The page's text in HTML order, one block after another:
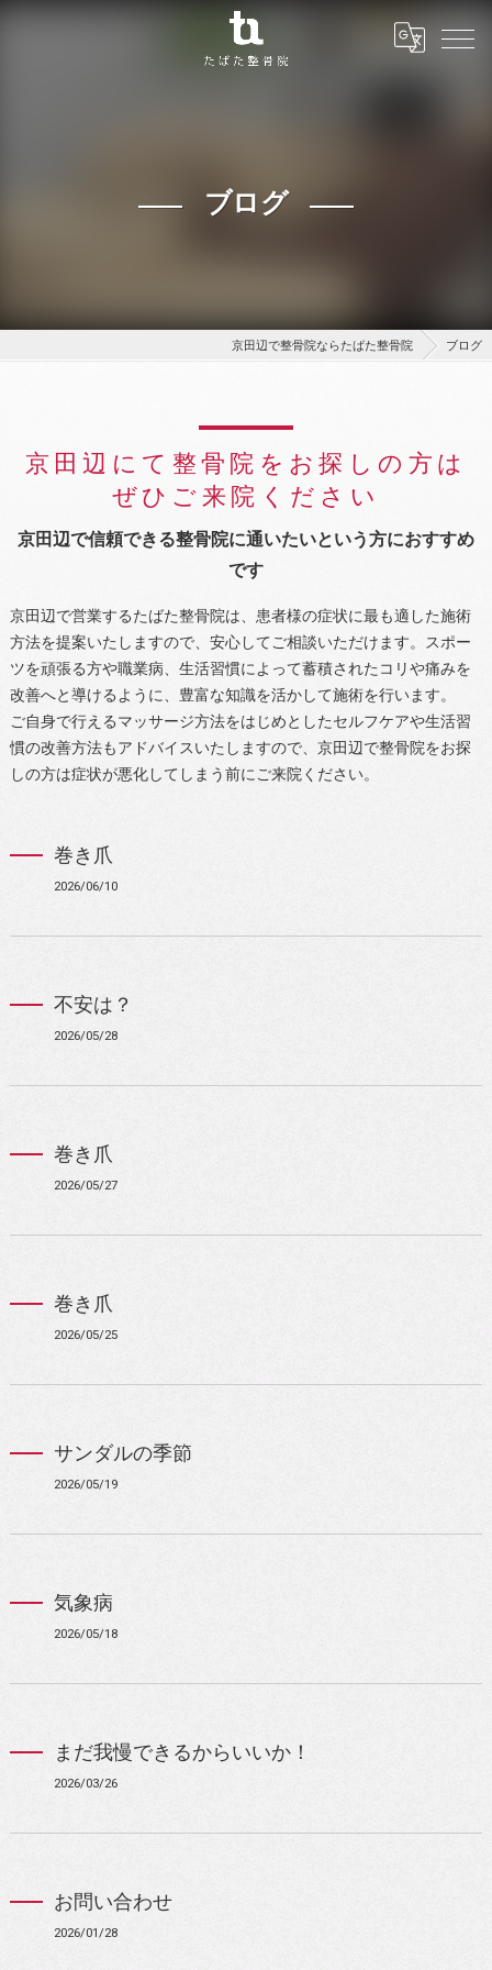
ブログ
京田辺で整骨院ならたばた整骨院 ブログ
京田辺にて整骨院をお探しの方は
ぜひご来院ください
京田辺で信頼できる整骨院に通いたいという方におすすめ
です
京田辺で営業するたばた整骨院は、患者様の症状に最も適した施術
方法を提案いたしますので、安心してご相談いただけます。スポー
ツを頑張る方や職業病、生活習慣によって蓄積されたコリや痛みを
改善へと導けるように、豊富な知識を活かして施術を行います。
ご自身で行えるマッサージ方法をはじめとしたセルフケアや生活習
慣の改善方法もアドバイスいたしますので、京田辺で整骨院をお探
しの方は症状が悪化してしまう前にご来院ください。
巻き爪
2026/06/10
不安は？
2026/05/28
巻き爪
2026/05/27
巻き爪
2026/05/25
サンダルの季節
2026/05/19
気象病
2026/05/18
まだ我慢できるからいいか！
2026/03/26
お問い合わせ
2026/01/28